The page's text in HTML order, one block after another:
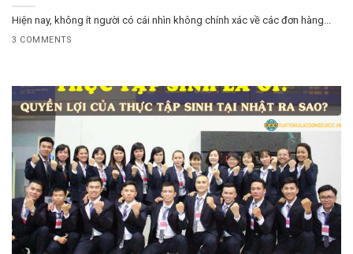
Hiện nay, không ít người có cái nhìn không chính xác về các đơn hàng...
3 COMMENTS